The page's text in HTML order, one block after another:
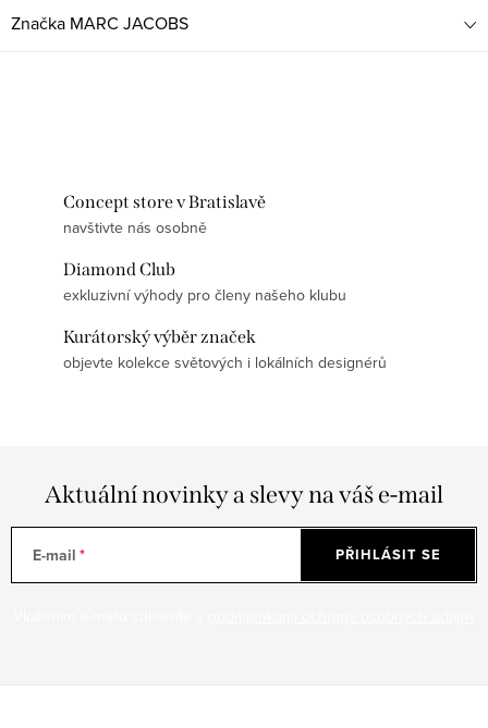
Značka MARC JACOBS
Concept store v Bratislavě
navštivte nás osobně
Diamond Club
exkluzivní výhody pro členy našeho klubu
Kurátorský výběr značek
objevte kolekce světových i lokálních designérů
Aktuální novinky a slevy na váš e-mail
E-mail PŘIHLÁSIT SE